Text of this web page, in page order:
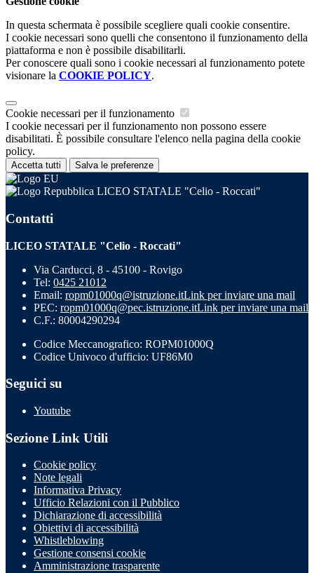
In questa schermata è possibile scegliere quali cookie consentire.
I cookie necessari sono quelli che consentono il funzionamento della
piattaforma e non è possibile disabilitarli.
Per conoscere quali sono i cookie necessari al funzionamento potete
visionare la COOKIE POLICY.
Cookie necessari per il funzionamento
I cookie necessari per il funzionamento non possono essere
disabilitati. È possibile consultare l'elenco nella pagina della cookie
policy.
Accetta tutti Salva le preferenze
LICEO STATALE "Celio - Roccati"
Contatti
LICEO STATALE "Celio - Roccati"
Via Carducci, 8 - 45100 - Rovigo
Tel: 0425 21012
Email: ropm01000q@istruzione.itLink per inviare una mail
PEC: ropm01000q@pec.istruzione.itLink per inviare una mail
C.F.: 80004290294
Codice Meccanografico: ROPM01000Q
Codice Univoco d'ufficio: UF86M0
Seguici su
Youtube
Sezione Link Utili
Cookie policy
Note legali
Informativa Privacy
Ufficio Relazioni con il Pubblico
Dichiarazione di accessibilità
Obiettivi di accessibilità
Whistleblowing
Gestione consensi cookie
Amministrazione trasparente